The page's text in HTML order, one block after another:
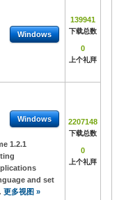
Windows
139941
下载总数
0
上个礼拜
Windows
1.2.1
and set
更多视图 »
2207148
下载总数
0
上个礼拜